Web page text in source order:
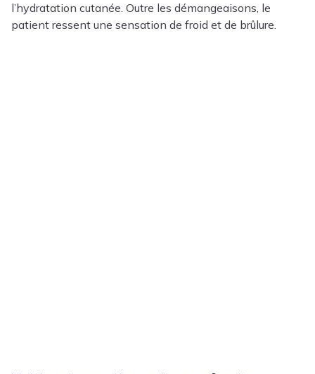
l’hydratation cutanée. Outre les démangeaisons, le
patient ressent une sensation de froid et de brûlure.